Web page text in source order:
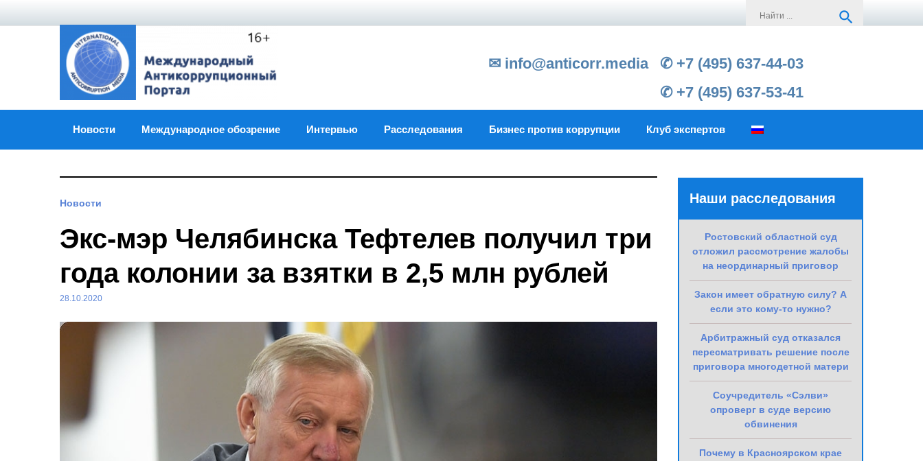
search
✉ info@anticorr.media
✆ +7 (495) 637-44-03
✆ +7 (495) 637-53-41
Новости Международное обозрение Интервью Расследования Бизнес против коррупции Клуб экспертов
Новости
Экс-мэр Челябинска Тефтелев получил три
года колонии за взятки в 2,5 млн рублей
28.10.2020
Наши расследования
Ростовский областной суд
отложил рассмотрение жалобы
на неординарный приговор
Закон имеет обратную силу? А
если это кому-то нужно?
Арбитражный суд отказался
пересматривать решение после
приговора многодетной матери
Соучредитель «Сэлви»
опроверг в суде версию
обвинения
Почему в Красноярском крае